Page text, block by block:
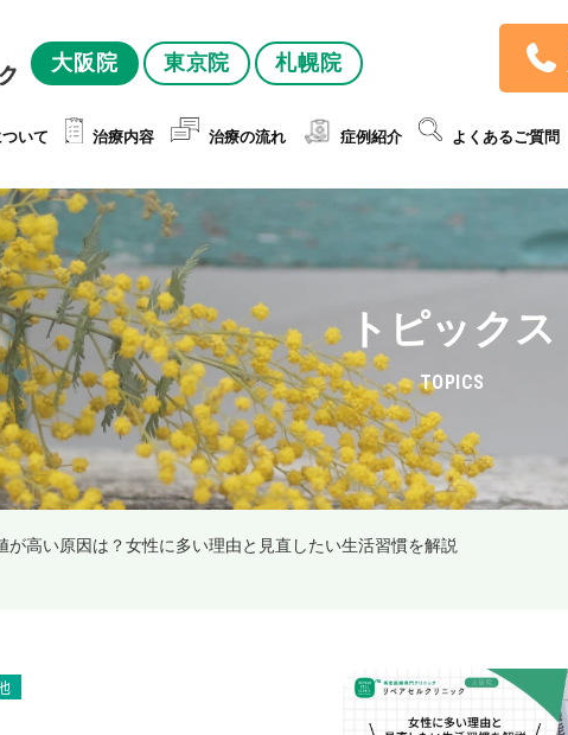
大阪院 東京院 札幌院
いて 治療内容 治療の流れ 症例紹介 よくあるご質問
トピックス
TOPICS
が高い原因は？女性に多い理由と見直したい生活習慣を解説